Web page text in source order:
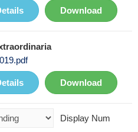
Download
Download
Display Num